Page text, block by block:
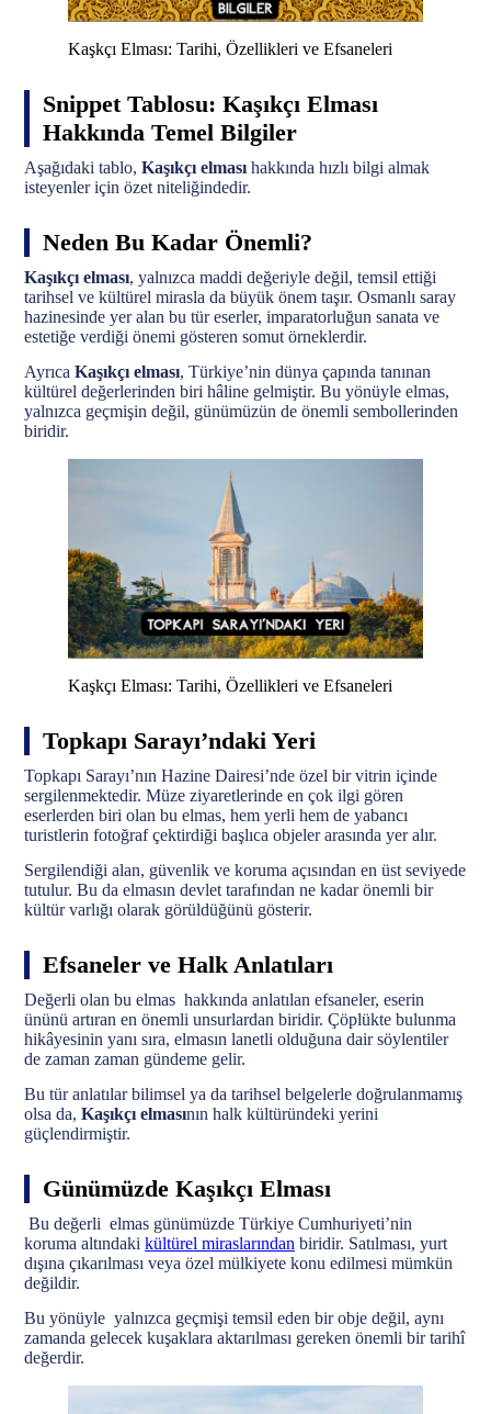
Kaşkçı Elması: Tarihi, Özellikleri ve Efsaneleri
Snippet Tablosu: Kaşıkçı Elması
Hakkında Temel Bilgiler
Aşağıdaki tablo, Kaşıkçı elması hakkında hızlı bilgi almak
isteyenler için özet niteliğindedir.
Neden Bu Kadar Önemli?
Kaşıkçı elması, yalnızca maddi değeriyle değil, temsil ettiği
tarihsel ve kültürel mirasla da büyük önem taşır. Osmanlı saray
hazinesinde yer alan bu tür eserler, imparatorluğun sanata ve
estetiğe verdiği önemi gösteren somut örneklerdir.
Ayrıca Kaşıkçı elması, Türkiye’nin dünya çapında tanınan
kültürel değerlerinden biri hâline gelmiştir. Bu yönüyle elmas,
yalnızca geçmişin değil, günümüzün de önemli sembollerinden
biridir.
Kaşkçı Elması: Tarihi, Özellikleri ve Efsaneleri
Topkapı Sarayı’ndaki Yeri
Topkapı Sarayı’nın Hazine Dairesi’nde özel bir vitrin içinde
sergilenmektedir. Müze ziyaretlerinde en çok ilgi gören
eserlerden biri olan bu elmas, hem yerli hem de yabancı
turistlerin fotoğraf çektirdiği başlıca objeler arasında yer alır.
Sergilendiği alan, güvenlik ve koruma açısından en üst seviyede
tutulur. Bu da elmasın devlet tarafından ne kadar önemli bir
kültür varlığı olarak görüldüğünü gösterir.
Efsaneler ve Halk Anlatıları
Değerli olan bu elmas hakkında anlatılan efsaneler, eserin
ününü artıran en önemli unsurlardan biridir. Çöplükte bulunma
hikâyesinin yanı sıra, elmasın lanetli olduğuna dair söylentiler
de zaman zaman gündeme gelir.
Bu tür anlatılar bilimsel ya da tarihsel belgelerle doğrulanmamış
olsa da, Kaşıkçı elmasının halk kültüründeki yerini
güçlendirmiştir.
Günümüzde Kaşıkçı Elması
Bu değerli elmas günümüzde Türkiye Cumhuriyeti’nin
koruma altındaki kültürel miraslarından biridir. Satılması, yurt
dışına çıkarılması veya özel mülkiyete konu edilmesi mümkün
değildir.
Bu yönüyle yalnızca geçmişi temsil eden bir obje değil, aynı
zamanda gelecek kuşaklara aktarılması gereken önemli bir tarihî
değerdir.